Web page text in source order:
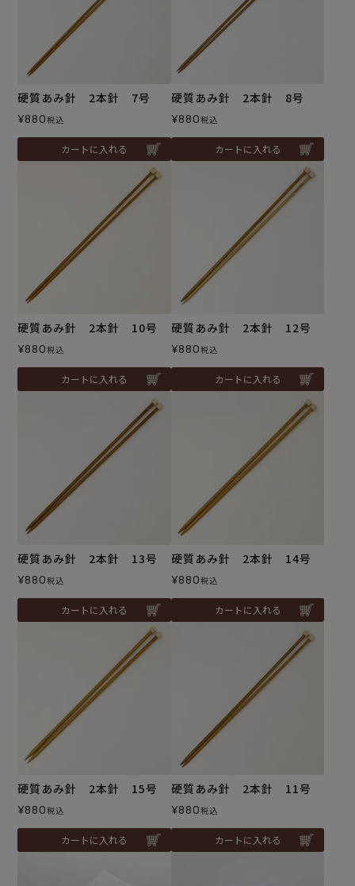
硬質あみ針 2本針 7号
¥880税込
カートに入れる
硬質あみ針 2本針 8号
¥880税込
カートに入れる
硬質あみ針 2本針 10号
¥880税込
カートに入れる
硬質あみ針 2本針 12号
¥880税込
カートに入れる
硬質あみ針 2本針 13号
¥880税込
カートに入れる
硬質あみ針 2本針 14号
¥880税込
カートに入れる
硬質あみ針 2本針 15号
¥880税込
カートに入れる
硬質あみ針 2本針 11号
¥880税込
カートに入れる